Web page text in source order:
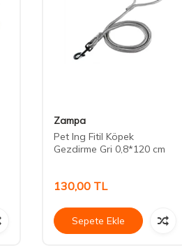
Zampa
Pet Ing Fitil Köpek
Gezdirme Gri 0,8*120 cm
130,00 TL
Sepete Ekle